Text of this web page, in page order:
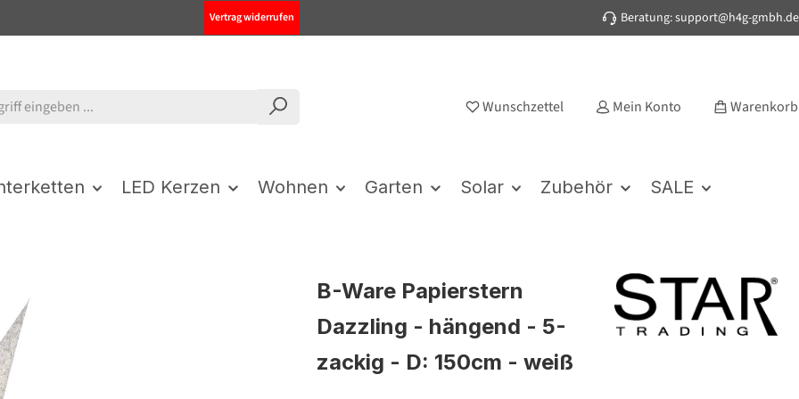
Vertrag widerrufen Beratung: support@h4g-gmbh.de
Wunschzettel Mein Konto Warenkorb
LED Kerzen Wohnen Garten Solar Zubehör SALE
B-Ware Papierstern
Dazzling - hängend - 5-
zackig - D: 150cm - weiß